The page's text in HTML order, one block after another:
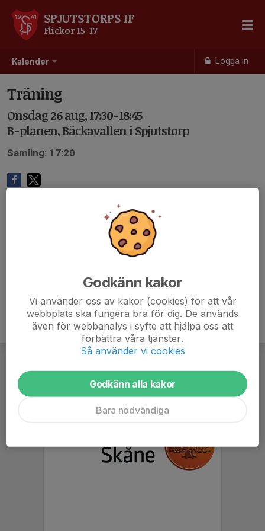
Kalender Logga in
SPJUTSTORPS IF
Flickor 15-17
Träning
Onsdag 26 aug, 17:30-18:45
B-planen, Bäckavallen i Spjutstorp
Samling: 17:20
Godkänn kakor
Vi använder oss av kakor (cookies) för att vår
webbplats ska fungera bra för dig. De används
även för webbanalys i syfte att hjälpa oss att
förbättra våra tjänster.
Så använder vi cookies
Godkänn alla kakor
Bara nödvändiga